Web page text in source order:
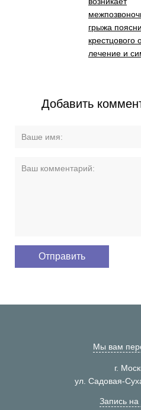
грыжа
лечение и
Добавить
Мы вам
г.
ул. Садовая-
Запись